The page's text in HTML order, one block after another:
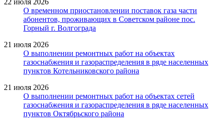
О временном приостановлении поставок газа части
абонентов, проживающих в Советском районе пос.
Горный г. Волгограда
21 июля 2026
О выполнении ремонтных работ на объектах
газоснабжения и газораспределения в ряде населенных
пунктов Котельниковского района
21 июля 2026
О выполнении ремонтных работ на объектах сетей
газоснабжения и газораспределения в ряде населенных
пунктов Октябрьского района